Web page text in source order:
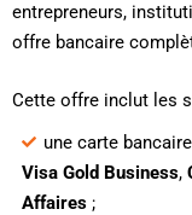
entrepreneurs,
offre bancaire
Cette offre inclut les
une carte
Visa Gold Business,
Affaires;